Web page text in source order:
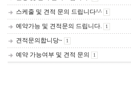
스케줄 및 견적 문의 드립니다^^ 1
예약가능 및 견적문의 드립니다. 1
견적문의합니당~ 1
예약 가능여부 및 견적 문의 1